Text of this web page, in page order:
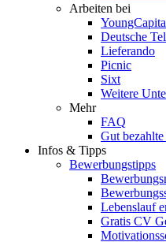
Arbeiten bei
Deutsche
Lieferando
Picnic
Sixt
Weitere
Mehr
FAQ
Gut bezahlte
Infos & Tipps
Bewerbungstipps
Lebenslauf
Gratis CV